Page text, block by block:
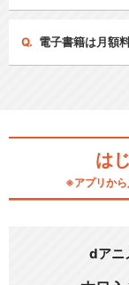
電子書籍は月額
は
※アプリか
dアニ